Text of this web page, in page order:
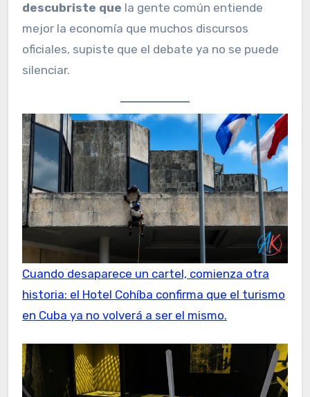
descubriste que la gente común entiende
mejor la economía que muchos discursos
oficiales, supiste que el debate ya no se puede
silenciar.
Cuando desaparece un cartel, comienza otra
historia: el Hotel Cohíba confirma que el turismo
en Cuba ya no volverá a ser el mismo.